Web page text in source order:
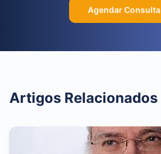
Agendar Consulta
Artigos Relacionados